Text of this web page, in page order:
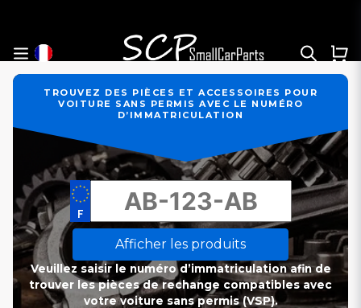
TROUVEZ DES PIÈCES ET ACCESSOIRES POUR
VOITURE SANS PERMIS AVEC LE NUMÉRO
D’IMMATRICULATION
Afficher les produits
Veuillez saisir le numéro d’immatriculation afin de
trouver les pièces de rechange compatibles avec
votre voiture sans permis (VSP).